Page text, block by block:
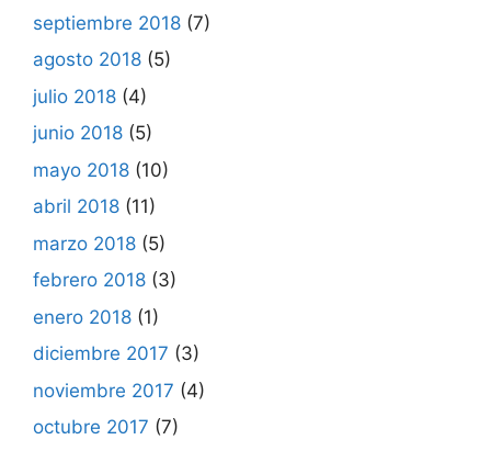
septiembre 2018 (7)
agosto 2018 (5)
julio 2018 (4)
junio 2018 (5)
mayo 2018 (10)
abril 2018 (11)
marzo 2018 (5)
febrero 2018 (3)
enero 2018 (1)
diciembre 2017 (3)
noviembre 2017 (4)
octubre 2017 (7)